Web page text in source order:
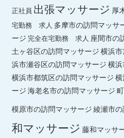
正社員 出張マッサージ 厚
宅勤務 求人 多摩市の訪問マッサ
ージ 完全在宅勤務 求人 座間市の
土ヶ谷区の訪問マッサージ横浜
浜市瀬谷区の訪問マッサージ横
横浜市都筑区の訪問マッサージ
ージ海老名市の訪問マッサージ
模原市の訪問マッサージ綾瀬市
和マッサージ 藤和マッサ